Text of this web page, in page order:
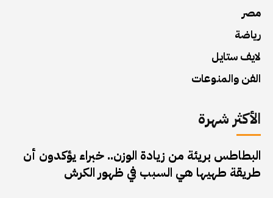
مصر
رياضة
لايف ستايل
الفن والمنوعات
الأكثر شهرة
البطاطس بريئة من زيادة الوزن.. خبراء يؤكدون أن
طريقة طهيها هي السبب في ظهور الكرش